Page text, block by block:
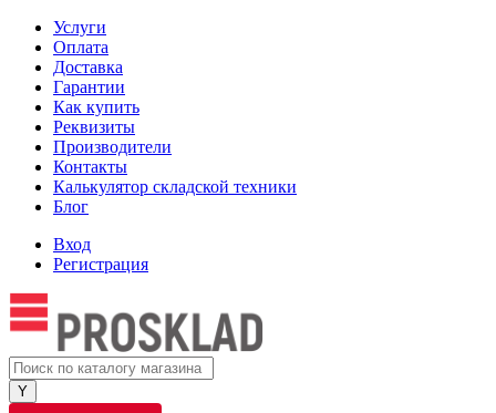
Услуги
Оплата
Доставка
Гарантии
Как купить
Реквизиты
Производители
Контакты
Калькулятор складской техники
Блог
Вход
Регистрация